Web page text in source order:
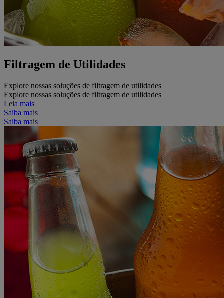
Filtragem de Utilidades
Explore nossas soluções de filtragem de utilidades
Explore nossas soluções de filtragem de utilidades
Leia mais
Saiba mais
Saiba mais